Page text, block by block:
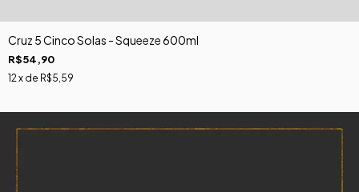
Cruz 5 Cinco Solas - Squeeze 600ml
R$54,90
12x de R$5,59